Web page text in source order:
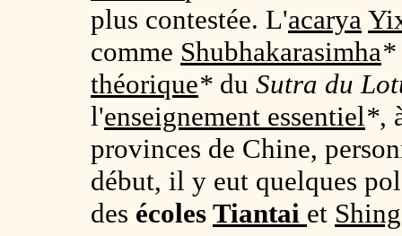
plus contestée. L'acarya
comme Shubhakarasimha*
théorique* du Sutra du
l'enseignement essentiel*,
provinces de Chine,
début, il y eut quelques
des écoles Tiantai et